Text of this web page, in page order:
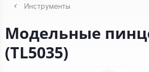
Инструменты
Модельные
(TL5035)